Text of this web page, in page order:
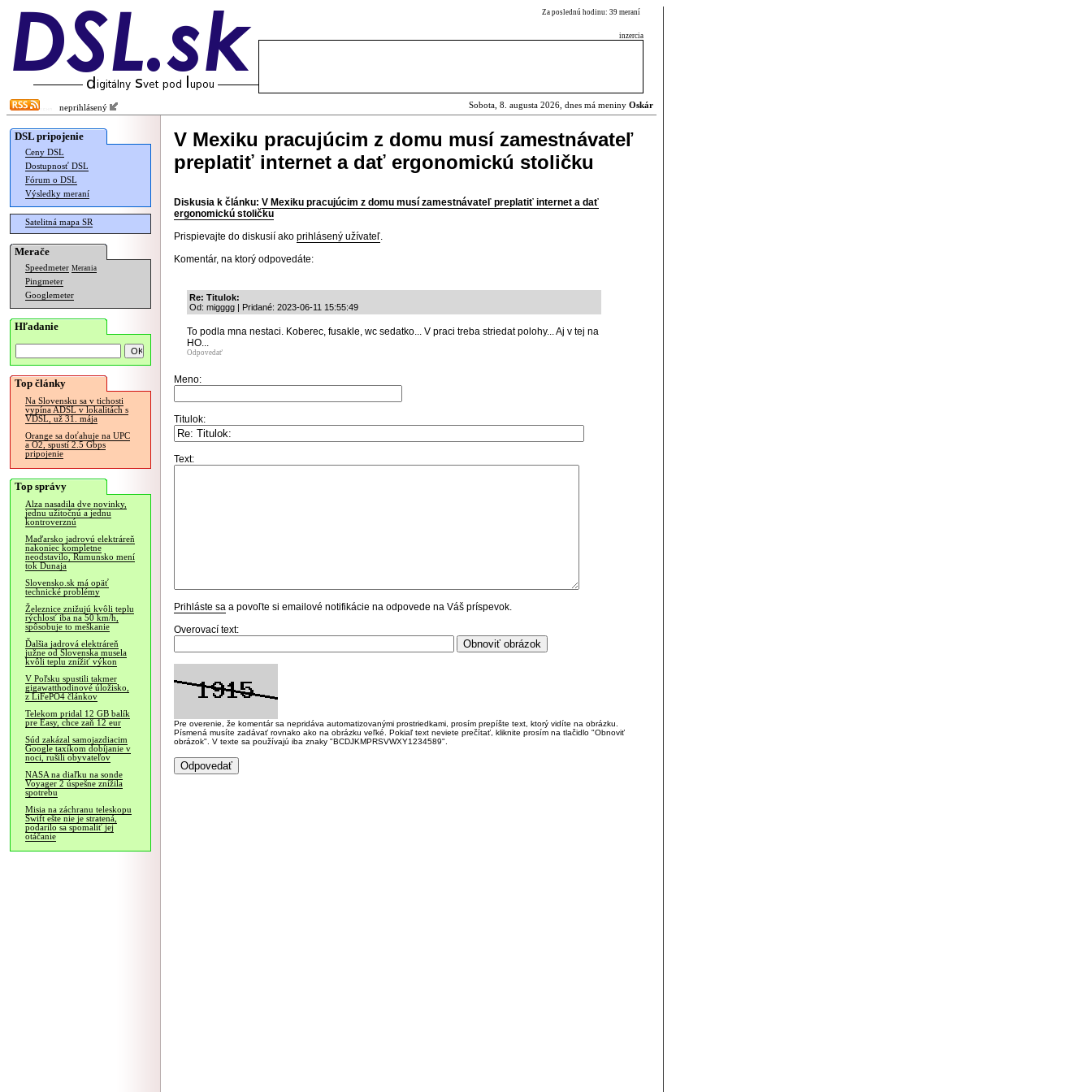
Za poslednú hodinu: 39 meraní
inzercia
neprihlásený Sobota, 8. augusta 2026, dnes má meniny Oskár
DSL pripojenie
Ceny DSL
Dostupnosť DSL
Fórum o DSL
Výsledky meraní
Satelitná mapa SR
Merače
Speedmeter Merania
Pingmeter
Googlemeter
Hľadanie
Top články
Na Slovensku sa v tichosti
vypína ADSL v lokalitách s
VDSL, už 31. mája
Orange sa doťahuje na UPC
a O2, spustí 2.5 Gbps
pripojenie
Top správy
Alza nasadila dve novinky,
jednu užitočnú a jednu
kontroverznú
Maďarsko jadrovú elektráreň
nakoniec kompletne
neodstavilo, Rumunsko mení
tok Dunaja
Slovensko.sk má opäť
technické problémy
Železnice znižujú kvôli teplu
rýchlosť iba na 50 km/h,
spôsobuje to meškanie
Ďalšia jadrová elektráreň
južne od Slovenska musela
kvôli teplu znížiť výkon
V Poľsku spustili takmer
gigawatthodinové úložisko,
z LiFePO4 článkov
Telekom pridal 12 GB balík
pre Easy, chce zaň 12 eur
Súd zakázal samojazdiacim
Google taxíkom dobíjanie v
noci, rušili obyvateľov
NASA na diaľku na sonde
Voyager 2 úspešne znížila
spotrebu
Misia na záchranu teleskopu
Swift ešte nie je stratená,
podarilo sa spomaliť jej
otáčanie
V Mexiku pracujúcim z domu musí zamestnávateľ
preplatiť internet a dať ergonomickú stoličku
Diskusia k článku: V Mexiku pracujúcim z domu musí zamestnávateľ preplatiť internet a dať
ergonomickú stoličku
Prispievajte do diskusií ako prihlásený užívateľ.
Komentár, na ktorý odpovedáte:
Re: Titulok:
Od: migggg | Pridané: 2023-06-11 15:55:49
To podla mna nestaci. Koberec, fusakle, wc sedatko... V praci treba striedat polohy... Aj v tej na
HO...
Odpovedať
Meno:
Titulok:
Text:
Prihláste sa a povoľte si emailové notifikácie na odpovede na Váš príspevok.
Overovací text:
Pre overenie, že komentár sa nepridáva automatizovanými prostriedkami, prosím prepíšte text, ktorý vidíte na obrázku.
Písmená musíte zadávať rovnako ako na obrázku veľké. Pokiaľ text neviete prečítať, kliknite prosím na tlačidlo "Obnoviť
obrázok". V texte sa používajú iba znaky "BCDJKMPRSVWXY1234589".